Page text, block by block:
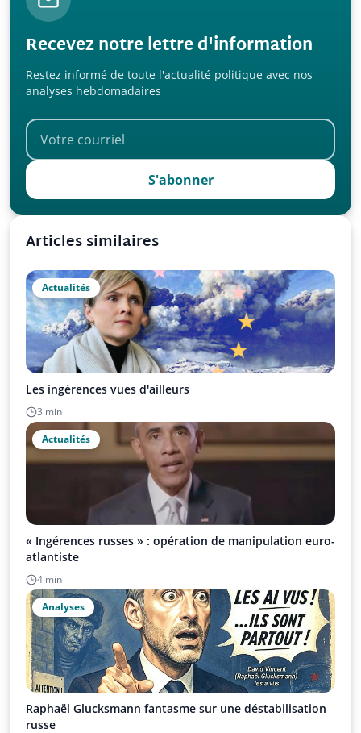
Recevez notre lettre d'information
Restez informé de toute l'actualité politique avec nos
analyses hebdomadaires
S'abonner
Articles similaires
Actualités
Les ingérences vues d'ailleurs
3 min
Actualités
« Ingérences russes » : opération de manipulation euro-
atlantiste
4 min
Analyses
Raphaël Glucksmann fantasme sur une déstabilisation
russe